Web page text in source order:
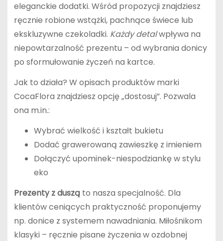
eleganckie dodatki. Wśród propozycji znajdziesz
ręcznie robione wstążki, pachnące świece lub
ekskluzywne czekoladki. Każdy detalwpływa na
niepowtarzalność prezentu – od wybrania donicy
po sformułowanie życzeń na kartce.
Jak to działa? W opisach produktów marki
CocaFlora znajdziesz opcję „dostosuj”. Pozwala
ona m.in.:
Wybrać wielkość i kształt bukietu
Dodać grawerowaną zawieszkę z imieniem
Dołączyć upominek-niespodziankę w stylu
eko
Prezenty z dusząto nasza specjalność. Dla
klientów ceniących praktyczność proponujemy
np. donice z systemem nawadniania. Miłośnikom
klasyki – ręcznie pisane życzenia w ozdobnej